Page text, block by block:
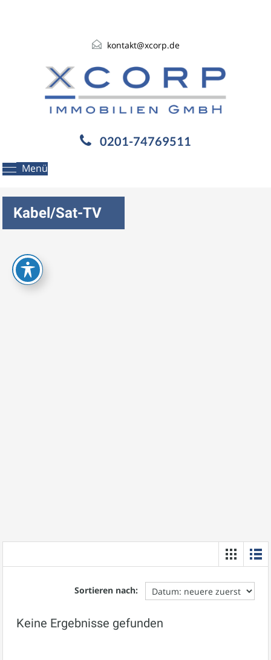
kontakt@xcorp.de
Menü
0201-74769511
Kabel/Sat-TV
Sortieren nach:
Keine Ergebnisse gefunden